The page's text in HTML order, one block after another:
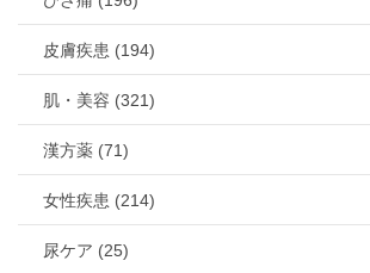
皮膚疾患 (194)
肌・美容 (321)
漢方薬 (71)
女性疾患 (214)
尿ケア (25)